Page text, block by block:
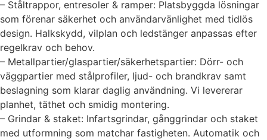
– Ståltrappor, entresoler & ramper: Platsbyggda lösningar
som förenar säkerhet och användarvänlighet med tidlös
design. Halkskydd, vilplan och ledstänger anpassas efter
regelkrav och behov.
– Metallpartier/glaspartier/säkerhetspartier: Dörr- och
väggpartier med stålprofiler, ljud- och brandkrav samt
beslagning som klarar daglig användning. Vi levererar
planhet, täthet och smidig montering.
– Grindar & staket: Infartsgrindar, gånggrindar och staket
med utformning som matchar fastigheten. Automatik och